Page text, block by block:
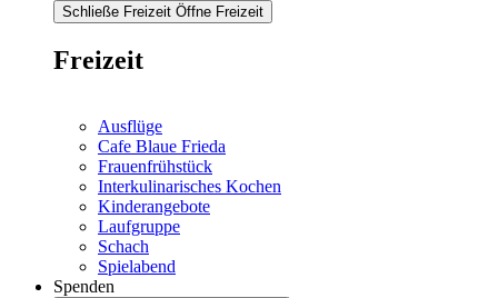
Schließe Freizeit Öffne Freizeit
Freizeit
Ausflüge
Cafe Blaue Frieda
Frauenfrühstück
Interkulinarisches Kochen
Kinderangebote
Laufgruppe
Schach
Spielabend
Spenden